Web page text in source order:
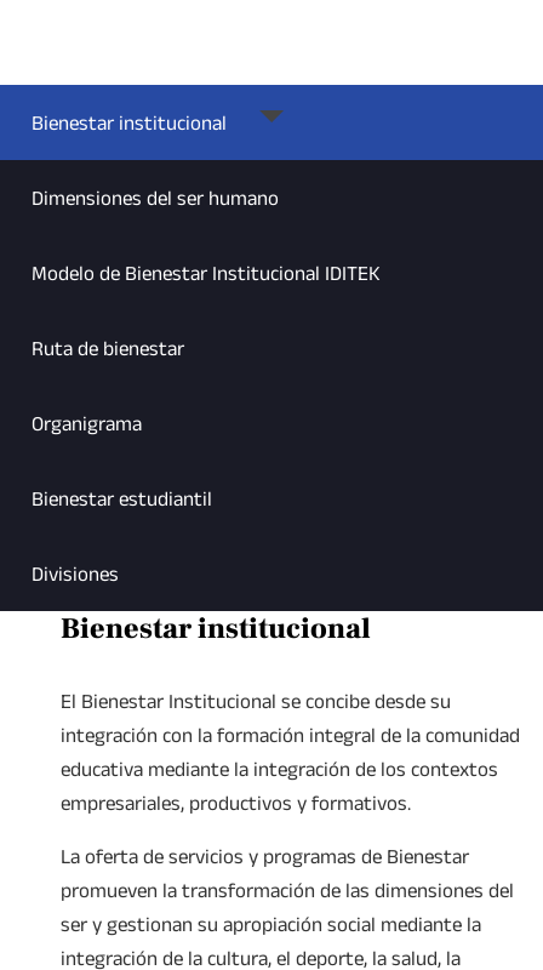
Bienestar institucional
Dimensiones del ser humano
Modelo de Bienestar Institucional IDITEK
Ruta de bienestar
Organigrama
Bienestar estudiantil
Divisiones
Bienestar institucional
El Bienestar Institucional se concibe desde su
integración con la formación integral de la comunidad
educativa mediante la integración de los contextos
empresariales, productivos y formativos.
La oferta de servicios y programas de Bienestar
promueven la transformación de las dimensiones del
ser y gestionan su apropiación social mediante la
integración de la cultura, el deporte, la salud, la